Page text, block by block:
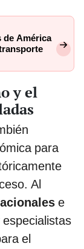
de América
y el
para
Al
e
el